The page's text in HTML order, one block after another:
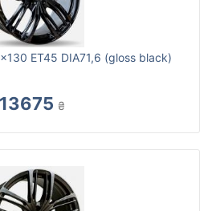
ET45 DIA71,6 (gloss black)
13675 ₴